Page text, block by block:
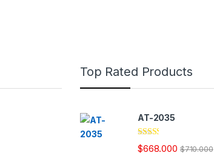
Top Rated Products
AT-2035
Valor
ado
$668.000 $710.000